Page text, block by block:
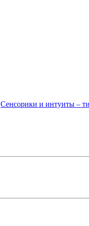
Сенсорики и интуиты –